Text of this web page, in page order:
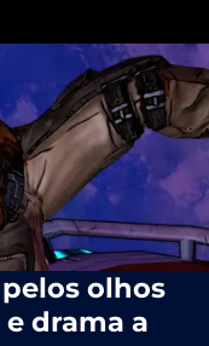
olhos
drama a